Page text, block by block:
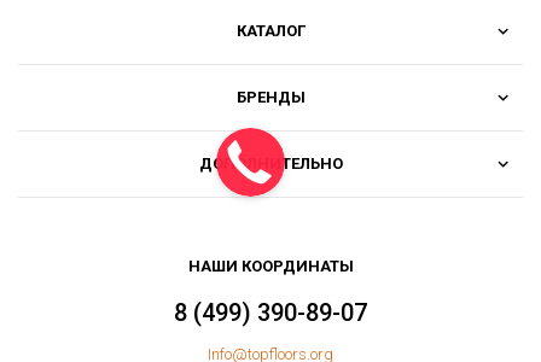
КАТАЛОГ
БРЕНДЫ
ДОПОЛНИТЕЛЬНО
НАШИ КООРДИНАТЫ
8 (499) 390-89-07
Info@topfloors.org